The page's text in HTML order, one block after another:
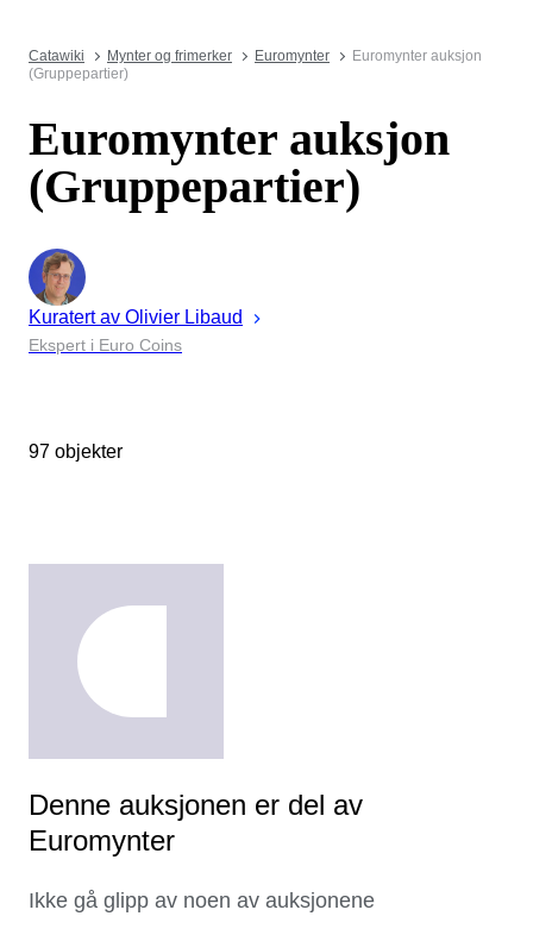
Catawiki Mynter og frimerker Euromynter
Euromynter auksjon
(Gruppepartier)
Euromynter auksjon
(Gruppepartier)
Kuratert av Olivier Libaud
Ekspert i Euro Coins
97 objekter
Denne auksjonen er del av
Euromynter
Ikke gå glipp av noen av auksjonene